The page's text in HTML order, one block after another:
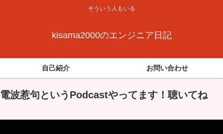
そういう人もいる
kisama2000のエンジニア日記
自己紹介 お問い合わせ
電波惹句というPodcastやってます！聴いてね